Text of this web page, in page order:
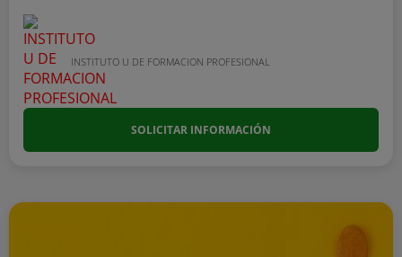
INSTITUTO U DE FORMACION PROFESIONAL
SOLICITAR INFORMACIÓN